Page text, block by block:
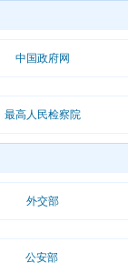
中国政府网
最高人民检察院
外交部
公安部